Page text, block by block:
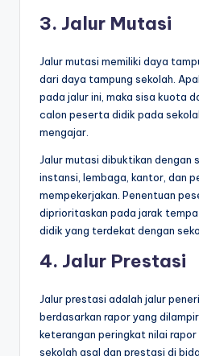
3. Jalur Mutasi
Jalur mutasi memiliki daya
dari daya tampung sekolah.
pada jalur ini, maka sisa kuota
calon peserta didik pada
mengajar.
Jalur mutasi dibuktikan dengan
instansi, lembaga, kantor, dan
mempekerjakan. Penentuan
diprioritaskan pada jarak
didik yang terdekat dengan
4. Jalur Prestasi
Jalur prestasi adalah jalur
berdasarkan rapor yang
keterangan peringkat nilai
sekolah asal dan prestasi di